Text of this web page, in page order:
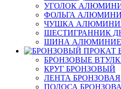
УГОЛОК
ФОЛЬГА
ЧУШКА
ШЕСТИГРАННИК
ШИНА
БРОНЗОВЫЕ
КРУГ БРОНЗОВЫЙ
ЛЕНТА БРОНЗОВАЯ
ПОЛОСА